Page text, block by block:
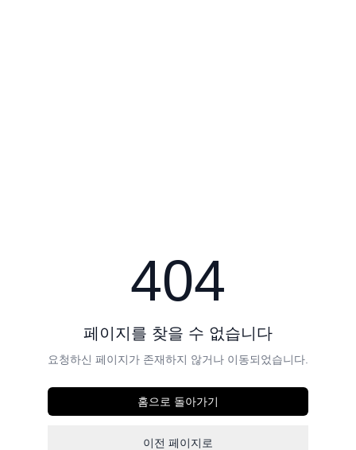
404
페이지를 찾을 수 없습니다
요청하신 페이지가 존재하지 않거나 이동되었습니다.
홈으로 돌아가기
이전 페이지로